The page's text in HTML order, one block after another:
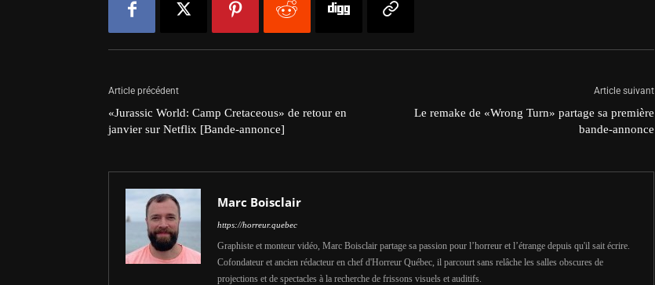
Article précédent
«Jurassic World: Camp Cretaceous» de retour en
janvier sur Netflix [Bande-annonce]
Article suivant
Le remake de «Wrong Turn» partage sa première
bande-annonce
Marc Boisclair
https://horreur.quebec
Graphiste et monteur vidéo, Marc Boisclair partage sa passion pour l’horreur et l’étrange depuis qu'il sait écrire.
Cofondateur et ancien rédacteur en chef d'Horreur Québec, il parcourt sans relâche les salles obscures de
projections et de spectacles à la recherche de frissons visuels et auditifs.